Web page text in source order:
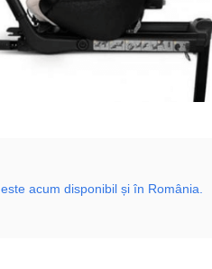
acum disponibil și în România.